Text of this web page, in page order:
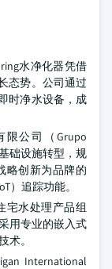
水净化器凭借
态势。公司通过
时净水设备，成
限公司（Grupo
础设施转型，规
略创新为品牌的
）追踪功能。
宅水处理产品组
用专业的嵌入式
术。
International